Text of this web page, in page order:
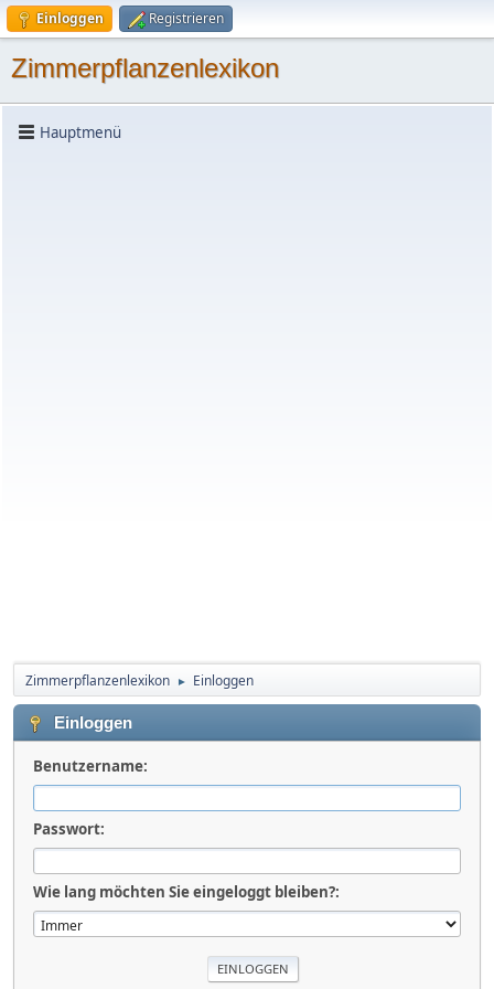
Einloggen Registrieren
Zimmerpflanzenlexikon
Hauptmenü
Zimmerpflanzenlexikon ► Einloggen
Einloggen
Benutzername:
Passwort:
Wie lang möchten Sie eingeloggt bleiben?: